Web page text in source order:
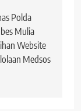
Polda
Mulia
Website
Medsos